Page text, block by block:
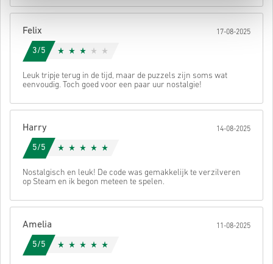
Daarna ontvang je een e-mail met een veilige link om je code te
Felix 17-08-2025
3/5
Leuk tripje terug in de tijd, maar de puzzels zijn soms wat
eenvoudig. Toch goed voor een paar uur nostalgie!
Harry 14-08-2025
5/5
Nostalgisch en leuk! De code was gemakkelijk te verzilveren
op Steam en ik begon meteen te spelen.
Amelia 11-08-2025
5/5